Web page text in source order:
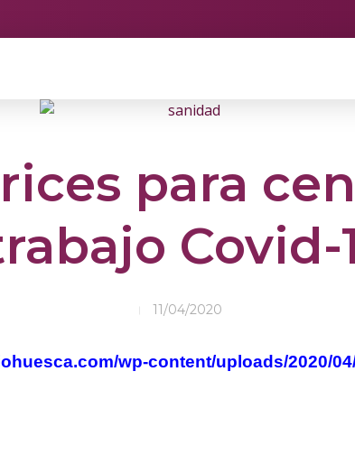
para
Covid-
11/04/2020
wp-content/uploads/2020/